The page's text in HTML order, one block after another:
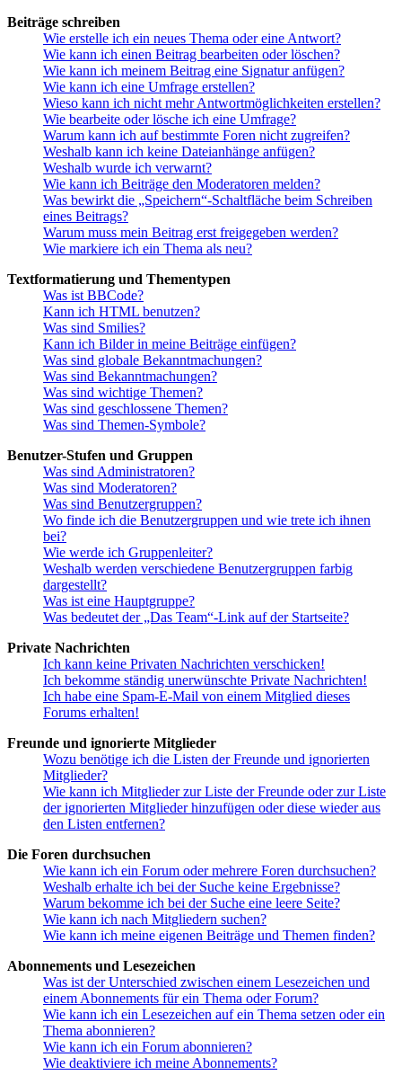
Beiträge schreiben
Wie erstelle ich ein neues Thema oder eine Antwort?
Wie kann ich einen Beitrag bearbeiten oder löschen?
Wie kann ich meinem Beitrag eine Signatur anfügen?
Wie kann ich eine Umfrage erstellen?
Wieso kann ich nicht mehr Antwortmöglichkeiten erstellen?
Wie bearbeite oder lösche ich eine Umfrage?
Warum kann ich auf bestimmte Foren nicht zugreifen?
Weshalb kann ich keine Dateianhänge anfügen?
Weshalb wurde ich verwarnt?
Wie kann ich Beiträge den Moderatoren melden?
Was bewirkt die „Speichern“-Schaltfläche beim Schreiben
eines Beitrags?
Warum muss mein Beitrag erst freigegeben werden?
Wie markiere ich ein Thema als neu?
Textformatierung und Thementypen
Was ist BBCode?
Kann ich HTML benutzen?
Was sind Smilies?
Kann ich Bilder in meine Beiträge einfügen?
Was sind globale Bekanntmachungen?
Was sind Bekanntmachungen?
Was sind wichtige Themen?
Was sind geschlossene Themen?
Was sind Themen-Symbole?
Benutzer-Stufen und Gruppen
Was sind Administratoren?
Was sind Moderatoren?
Was sind Benutzergruppen?
Wo finde ich die Benutzergruppen und wie trete ich ihnen
bei?
Wie werde ich Gruppenleiter?
Weshalb werden verschiedene Benutzergruppen farbig
dargestellt?
Was ist eine Hauptgruppe?
Was bedeutet der „Das Team“-Link auf der Startseite?
Private Nachrichten
Ich kann keine Privaten Nachrichten verschicken!
Ich bekomme ständig unerwünschte Private Nachrichten!
Ich habe eine Spam-E-Mail von einem Mitglied dieses
Forums erhalten!
Freunde und ignorierte Mitglieder
Wozu benötige ich die Listen der Freunde und ignorierten
Mitglieder?
Wie kann ich Mitglieder zur Liste der Freunde oder zur Liste
der ignorierten Mitglieder hinzufügen oder diese wieder aus
den Listen entfernen?
Die Foren durchsuchen
Wie kann ich ein Forum oder mehrere Foren durchsuchen?
Weshalb erhalte ich bei der Suche keine Ergebnisse?
Warum bekomme ich bei der Suche eine leere Seite?
Wie kann ich nach Mitgliedern suchen?
Wie kann ich meine eigenen Beiträge und Themen finden?
Abonnements und Lesezeichen
Was ist der Unterschied zwischen einem Lesezeichen und
einem Abonnements für ein Thema oder Forum?
Wie kann ich ein Lesezeichen auf ein Thema setzen oder ein
Thema abonnieren?
Wie kann ich ein Forum abonnieren?
Wie deaktiviere ich meine Abonnements?